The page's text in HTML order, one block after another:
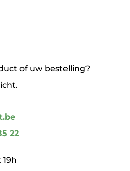
of uw bestelling?
22